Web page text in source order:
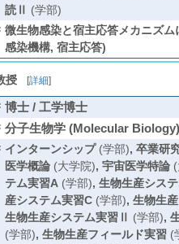
読Ⅱ (学部)
微生物感染と宿主応答メカニズ
感染機構, 宿主応答)
授 [詳細]
博士 / 工学博士
分子生物学 (Molecular Biology)
インターンシップ(学部), 卒業研
医学概論(大学院), 宇宙医学特論(
テム実習A(学部), 生物生産シス
産システム実習C(学部), 生物生
生物生産システム実習Ⅱ (学部),
(学部), 生物生産フィールド実習(